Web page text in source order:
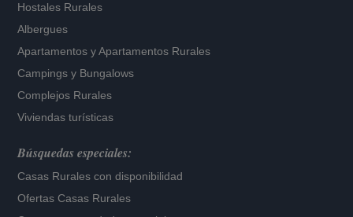
Hostales Rurales
Albergues
Apartamentos yApartamentos Rurales
Campings y Bungalows
Complejos Rurales
Viviendas turísticas
Búsquedas especiales:
Casas Rurales con disponibilidad
Ofertas Casas Rurales